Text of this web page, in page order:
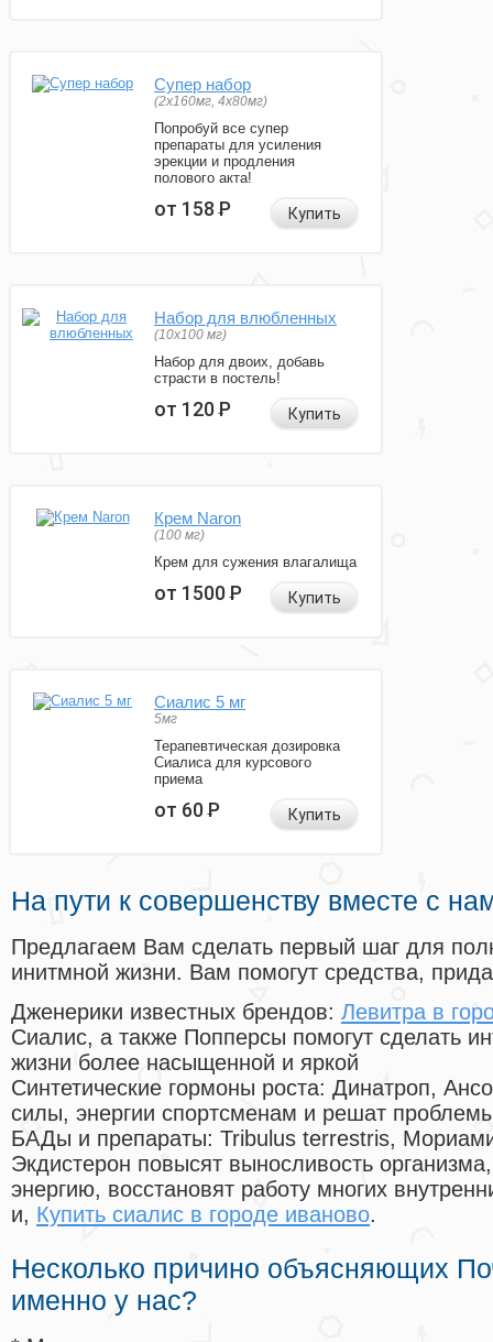
Супер набор
(2х160мг, 4х80мг)
Попробуй все супер
препараты для усиления
эрекции и продления
полового акта!
от 158Р Купить
Набор для влюбленных
(10х100 мг)
Набор для двоих, добавь
страсти в постель!
от 120Р Купить
Крем Naron
(100 мг)
Крем для сужения влагалища
от 1500Р Купить
Сиалис 5 мг
5мг
Терапевтическая дозировка
Сиалиса для курсового
приема
от 60Р Купить
На пути к совершенству вместе с
Предлагаем Вам сделать первый шаг для
инитмной жизни. Вам помогут средства,
Дженерики известных брендов: Левитра в
Сиалис, а также Попперсы помогут сделать
жизни более насыщенной и яркой
Синтетические гормоны роста: Динатроп,
силы, энергии спортсменам и решат
БАДы и препараты: Tribulus terrestris,
Экдистерон повысят выносливость
энергию, восстановят работу многих
и, Купить сиалис в городе иваново.
Несколько причино объясняющих
именно у нас?